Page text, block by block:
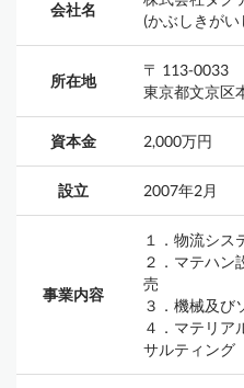
会社名
(かぶしきが
所在地
〒 113-0033
東京都文京区
資本金 2,000万円
設立 2007年2月
事業内容
１．物流シス
２．マテハン
売
３．機械及び
４．マテリア
サルティング